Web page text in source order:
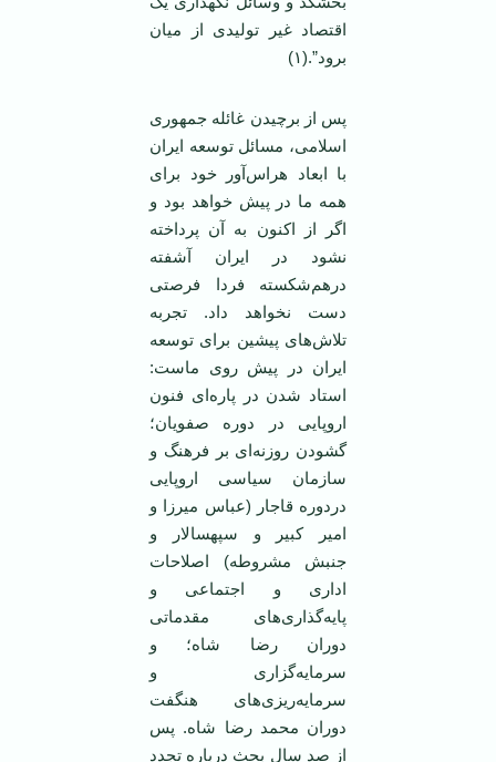
اقتصاد غیر تولیدی از میان
برود”.(١)
پس از برچیدن غائله جمهوری
اسلامی، مسائل توسعه ایران
با ابعاد هراس‌آور خود برای
همه ما در پیش خواهد بود و
اگر از اکنون به آن پرداخته
نشود در ایران آشفته
درهم‌شکسته فردا فرصتی
دست نخواهد داد. تجربه
تلاش‌های پیشین برای توسعه
ایران در پیش روی ماست:
استاد شدن در پاره‌ای فنون
اروپایی در دوره صفویان؛
گشودن روزنه‌ای بر فرهنگ و
سازمان سیاسی اروپایی
دردوره قاجار (عباس میرزا و
امیر کبیر و سپهسالار و
جنبش مشروطه) اصلاحات
اداری و اجتماعی و
پایه‌گذاری‌های مقدماتی
دوران رضا شاه؛ و
سرمایه‌گزاری و
سرمایه‌ریزی‌های هنگفت
دوران محمد رضا شاه. پس
از صد سال بحث درباره تجدد